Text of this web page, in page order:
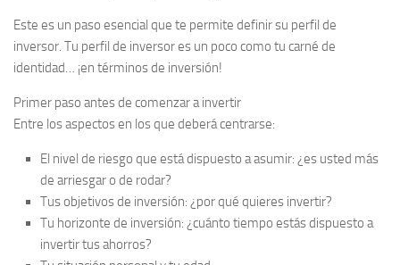
Este es un paso esencial que te permite definir su perfil de
inversor. Tu perfil de inversor es un poco como tu carné de
identidad… ¡en términos de inversión!
Primer paso antes de comenzar a invertir
Entre los aspectos en los que deberá centrarse:
El nivel de riesgo que está dispuesto a asumir: ¿es usted más
de arriesgar o de rodar?
Tus objetivos de inversión: ¿por qué quieres invertir?
Tu horizonte de inversión: ¿cuánto tiempo estás dispuesto a
invertir tus ahorros?